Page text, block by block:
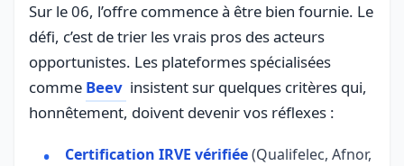
Sur le 06, l’offre commence à être bien fournie. Le
défi, c’est de trier les vrais pros des acteurs
opportunistes. Les plateformes spécialisées
comme Beev insistent sur quelques critères qui,
honnêtement, doivent devenir vos réflexes :
Certification IRVE vérifiée(Qualifelec, Afnor,